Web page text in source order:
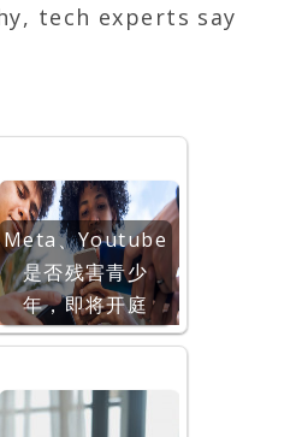
tech experts say
Meta、Youtube
是否残害青少
年，即将开庭